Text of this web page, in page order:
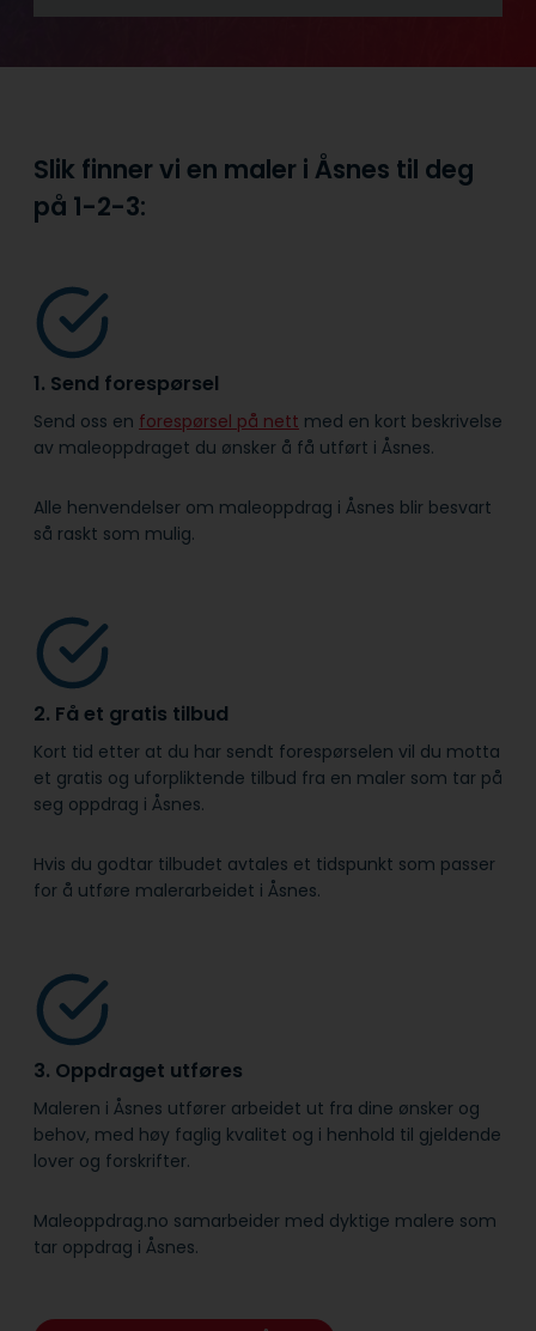
Slik finner vi en maler i Åsnes til deg
på 1-2-3:
1. Send forespørsel
Send oss en forespørsel på nett med en kort beskrivelse
av maleoppdraget du ønsker å få utført i Åsnes.
Alle henvendelser om maleoppdrag i Åsnes blir besvart
så raskt som mulig.
2. Få et gratis tilbud
Kort tid etter at du har sendt forespørselen vil du motta
et gratis og uforpliktende tilbud fra en maler som tar på
seg oppdrag i Åsnes.
Hvis du godtar tilbudet avtales et tidspunkt som passer
for å utføre malerarbeidet i Åsnes.
3. Oppdraget utføres
Maleren i Åsnes utfører arbeidet ut fra dine ønsker og
behov, med høy faglig kvalitet og i henhold til gjeldende
lover og forskrifter.
Maleoppdrag.no samarbeider med dyktige malere som
tar oppdrag i Åsnes.